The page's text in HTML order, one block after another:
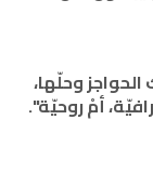
وحلّها،
أمْ روحيّة".